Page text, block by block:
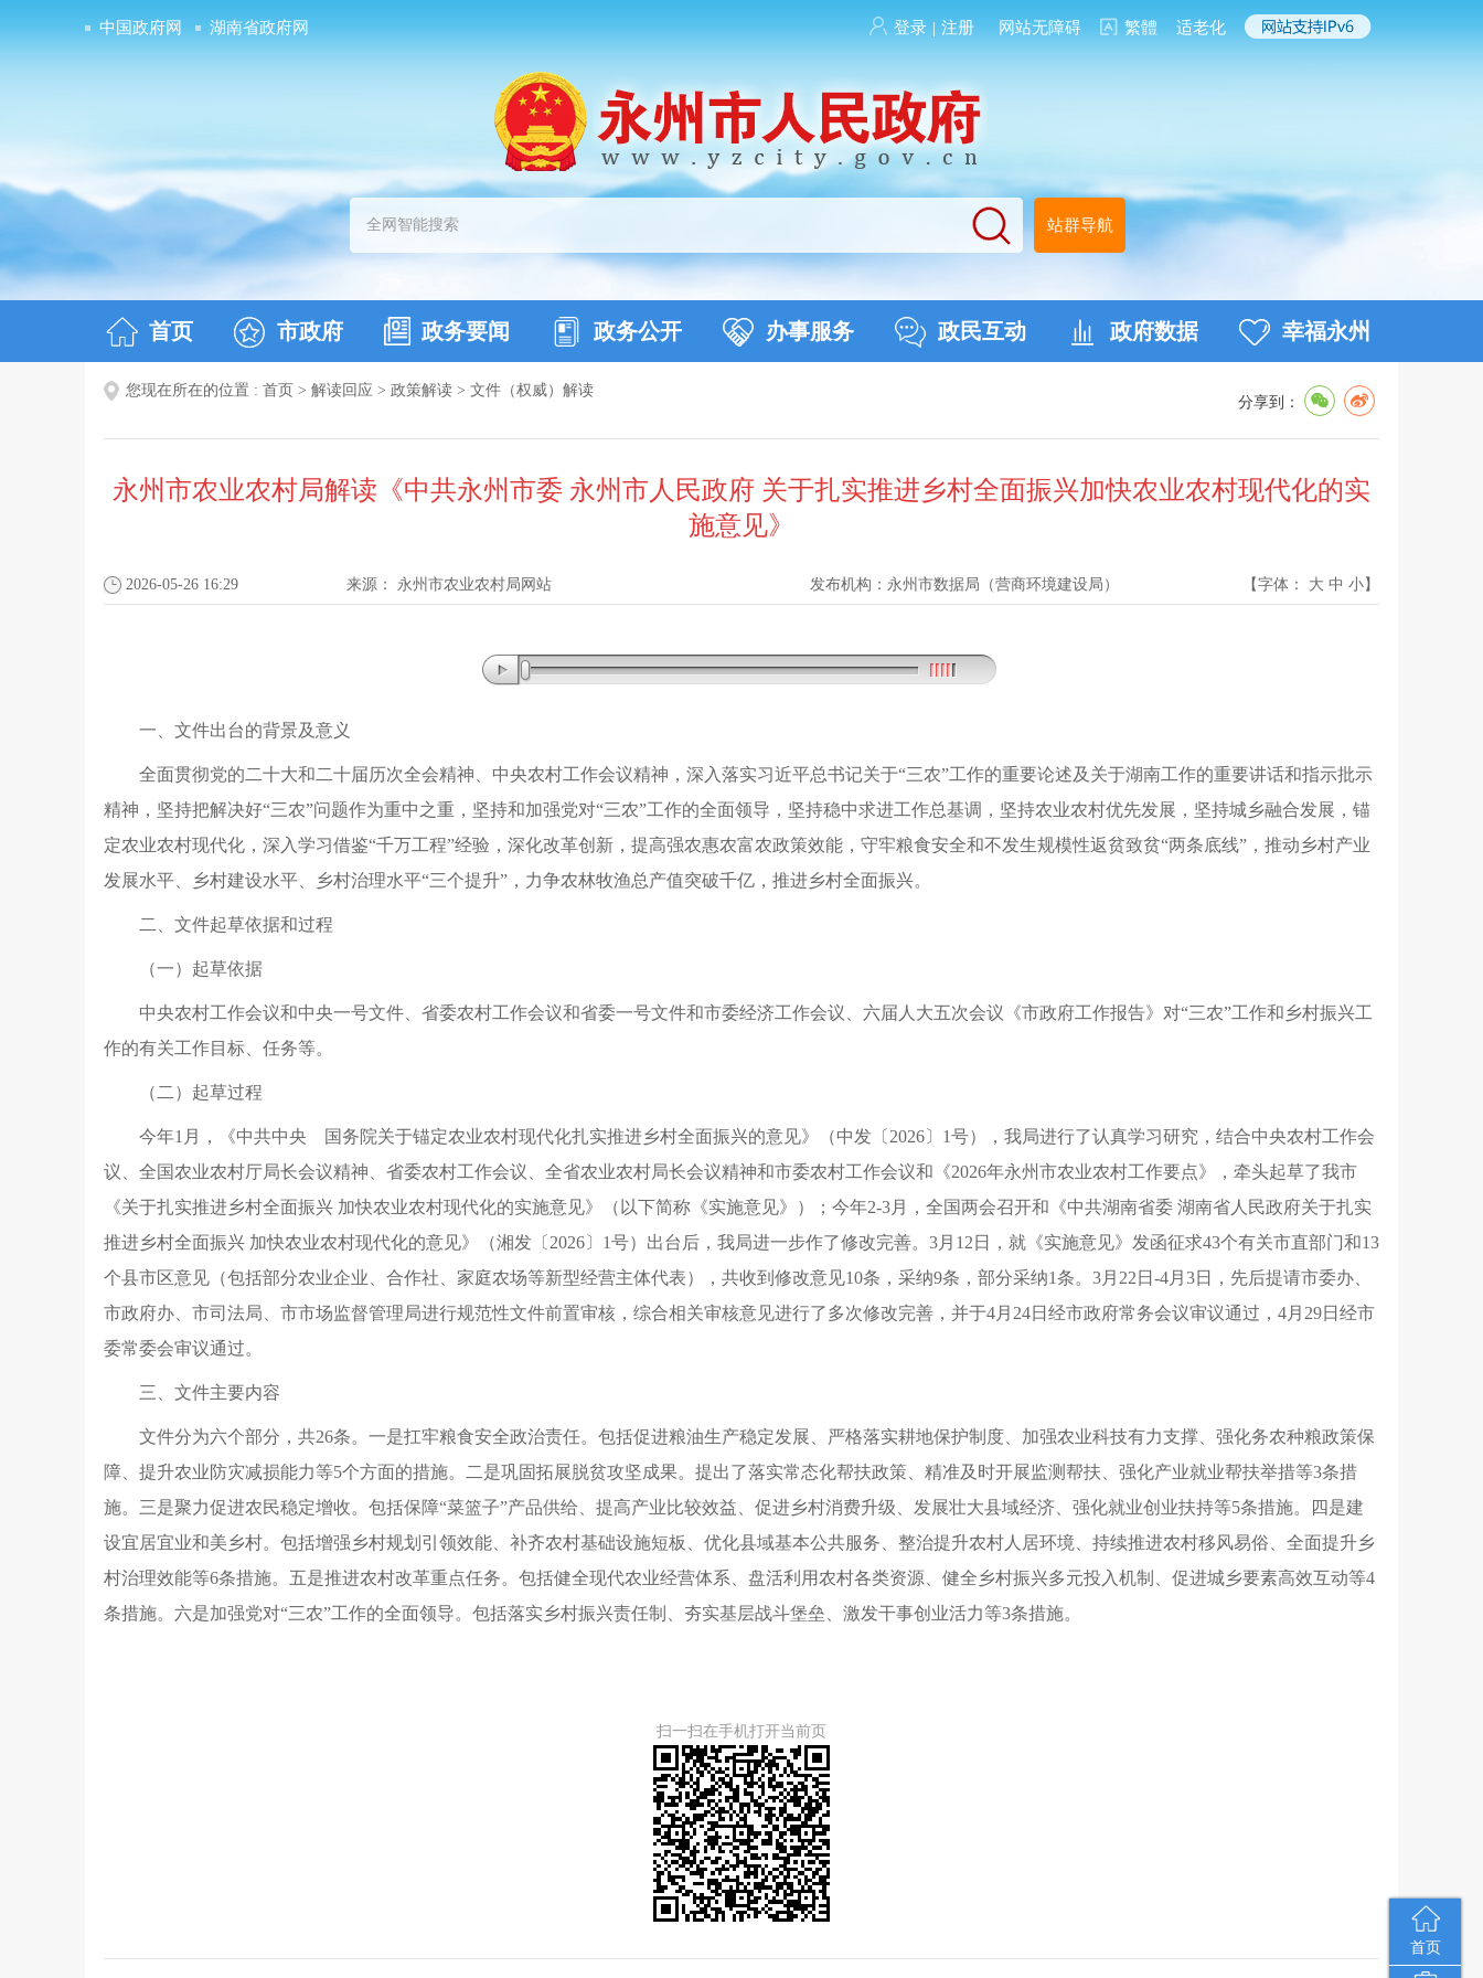
中国政府网 湖南省政府网 登录 | 注册 网站无障碍 繁體 适老化
站群导航
首页 市政府 政务要闻 政务公开 办事服务 政民互动 政府数据 幸福永州
首页
您现在所在的位置 : 首页 > 解读回应 > 政策解读 > 文件（权威）解读
分享到：
永州市农业农村局解读《中共永州市委 永州市人民政府 关于扎实推进乡村全面振兴加快农业农村现代化的实
施意见》
2026-05-26 16:29 来源： 永州市农业农村局网站 发布机构： 永州市数据局（营商环境建设局） 【字体： 大 中 小】
一、文件出台的背景及意义
全面贯彻党的二十大和二十届历次全会精神、中央农村工作会议精神 ， 深入落实习近平总书记关于“三农”工作的重要论述及关于湖南工作的重要讲话和指示批示
精神 ， 坚持把解决好“三农”问题作为重中之重 ， 坚持和加强党对“三农”工作的全面领导 ， 坚持稳中求进工作总基调 ， 坚持农业农村优先发展 ， 坚持城乡融合发展 ， 锚
定农业农村现代化 ， 深入学习借鉴“千万工程”经验 ， 深化改革创新 ， 提高强农惠农富农政策效能 ， 守牢粮食安全和不发生规模性返贫致贫“两条底线” ， 推动乡村产业
发展水平、乡村建设水平、乡村治理水平“三个提升” ， 力争农林牧渔总产值突破千亿 ， 推进乡村全面振兴。
二、文件起草依据和过程
（一）起草依据
中央农村工作会议和中央一号文件、省委农村工作会议和省委一号文件和市委经济工作会议、六届人大五次会议《市政府工作报告》对“三农”工作和乡村振兴工
作的有关工作目标、任务等。
（二）起草过程
今年1月 ， 《中共中央 国务院关于锚定农业农村现代化扎实推进乡村全面振兴的意见》（中发〔2026〕1号） ， 我局进行了认真学习研究 ， 结合中央农村工作会
议、全国农业农村厅局长会议精神、省委农村工作会议、全省农业农村局长会议精神和市委农村工作会议和《2026年永州市农业农村工作要点》
， 牵头起草了我市
《关于扎实推进乡村全面振兴 加快农业农村现代化的实施意见》（以下简称《实施意见》）
； 今年2-3月 ， 全国两会召开和《中共湖南省委 湖南省人民政府关于扎实
推进乡村全面振兴 加快农业农村现代化的意见》（湘发〔2026〕1号）出台后 ， 我局进一步作了修改完善。 3月12日 ， 就《实施意见》发函征求43个有关市直部门和13
个县市区意见（包括部分农业企业、合作社、家庭农场等新型经营主体代表）
， 共收到修改意见10条 ， 采纳9条 ， 部分采纳1条。 3月22日-4月3日 ， 先后提请市委办、
市政府办、市司法局、市市场监督管理局进行规范性文件前置审核 ， 综合相关审核意见进行了多次修改完善 ， 并于4月24日经市政府常务会议审议通过 ， 4月29日经市
委常委会审议通过。
三、文件主要内容
文件分为六个部分 ， 共26条。 一是扛牢粮食安全政治责任。 包括促进粮油生产稳定发展、严格落实耕地保护制度、加强农业科技有力支撑、强化务农种粮政策保
障、提升农业防灾减损能力等5个方面的措施。 二是巩固拓展脱贫攻坚成果。 提出了落实常态化帮扶政策、精准及时开展监测帮扶、强化产业就业帮扶举措等3条措
施。 三是聚力促进农民稳定增收。 包括保障“菜篮子”产品供给、提高产业比较效益、促进乡村消费升级、发展壮大县域经济、强化就业创业扶持等5条措施。
四是建
设宜居宜业和美乡村。 包括增强乡村规划引领效能、补齐农村基础设施短板、优化县域基本公共服务、整治提升农村人居环境、持续推进农村移风易俗、全面提升乡
村治理效能等6条措施。 五是推进农村改革重点任务。 包括健全现代农业经营体系、盘活利用农村各类资源、健全乡村振兴多元投入机制、促进城乡要素高效互动等4
条措施。 六是加强党对“三农”工作的全面领导。 包括落实乡村振兴责任制、夯实基层战斗堡垒、激发干事创业活力等3条措施。
扫一扫在手机打开当前页